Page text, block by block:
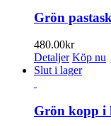
på
Grön
480.00kr
Detaljer Köp nu
Slut i lager
Grön kopp i